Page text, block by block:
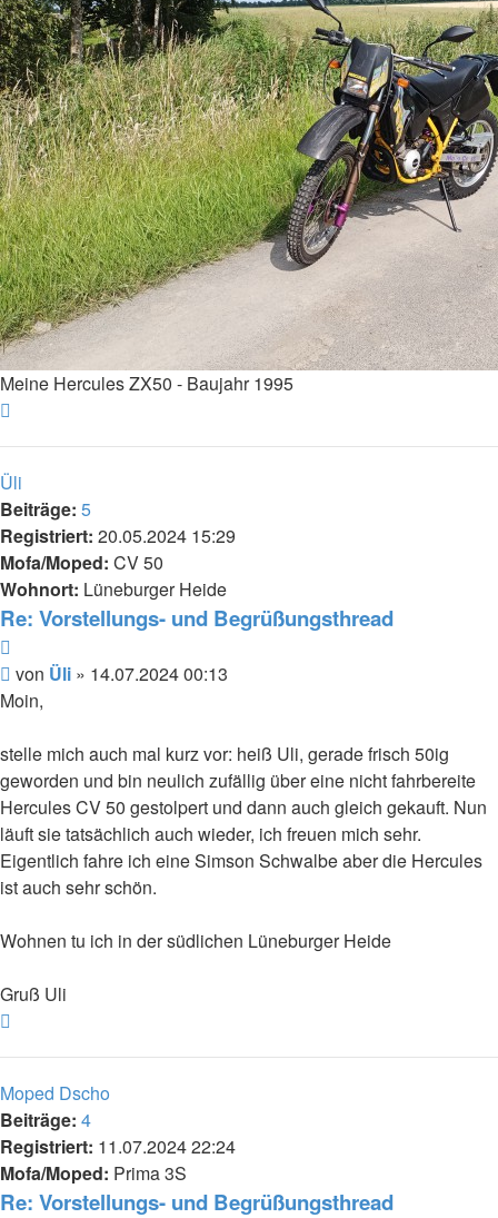
Meine Hercules ZX50 - Baujahr 1995
Üli
Beiträge: 5
Registriert: 20.05.2024 15:29
Mofa/Moped: CV 50
Wohnort: Lüneburger Heide
Re: Vorstellungs- und Begrüßungsthread
Beitrag
von Üli » 14.07.2024 00:13
Moin,
stelle mich auch mal kurz vor: heiß Uli, gerade frisch 50ig
geworden und bin neulich zufällig über eine nicht fahrbereite
Hercules CV 50 gestolpert und dann auch gleich gekauft. Nun
läuft sie tatsächlich auch wieder, ich freuen mich sehr.
Eigentlich fahre ich eine Simson Schwalbe aber die Hercules
ist auch sehr schön.
Wohnen tu ich in der südlichen Lüneburger Heide
Gruß Uli
Moped Dscho
Beiträge: 4
Registriert: 11.07.2024 22:24
Mofa/Moped: Prima 3S
Re: Vorstellungs- und Begrüßungsthread